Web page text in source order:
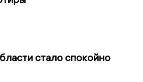
стало спокойно